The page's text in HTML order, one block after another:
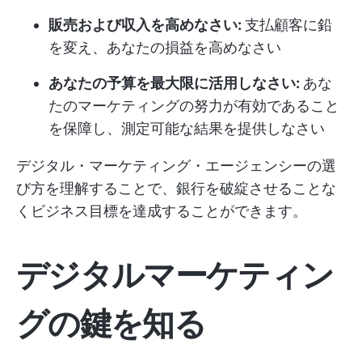
販売および収入を高めなさい: 支払顧客に鉛
を変え、あなたの損益を高めなさい
あなたの予算を最大限に活用しなさい: あな
たのマーケティングの努力が有効であること
を保障し、測定可能な結果を提供しなさい
デジタル・マーケティング・エージェンシーの選
び方を理解することで、銀行を破綻させることな
くビジネス目標を達成することができます。
デジタルマーケティン
グの鍵を知る